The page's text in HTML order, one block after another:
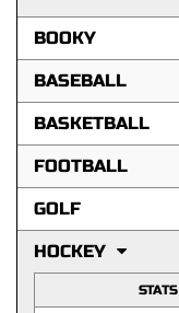
BOOKY
BASEBALL
BASKETBALL
FOOTBALL
GOLF
HOCKEY
STATS